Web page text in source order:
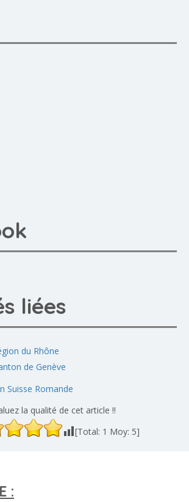
liées
du Rhône
de Genève
Suisse Romande
la qualité de cet article !!
[Total: 1 Moy: 5]
: